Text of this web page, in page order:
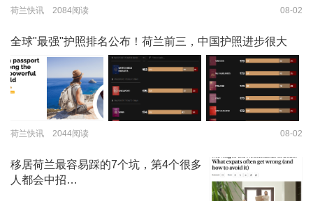
荷兰快讯 2084阅读 08-02
全球"最强"护照排名公布！荷兰前三，中国护照进步很大
荷兰快讯 2044阅读 08-02
移居荷兰最容易踩的7个坑，第4个很多
人都会中招…